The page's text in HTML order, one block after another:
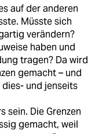
auf der anderen
Müsste sich
verändern?
haben und
tragen? Da wird
gemacht – und
und jenseits
sein. Die Grenzen
gemacht, weil